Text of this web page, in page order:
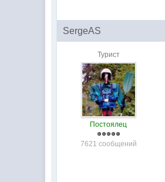
SergeAS
Турист
Постоялец
7621 сообщений